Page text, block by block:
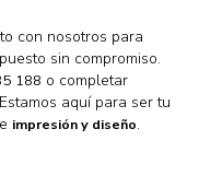
con nosotros para
sin compromiso.
188 o completar
aquí para ser tu
impresión y diseño.